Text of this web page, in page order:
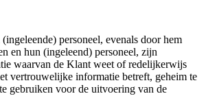
personeel, evenals door hem
en hun (ingeleend) personeel, zijn
waarvan de Klant weet of redelijkerwijs
vertrouwelijke informatie betreft, geheim te
gebruiken voor de uitvoering van de